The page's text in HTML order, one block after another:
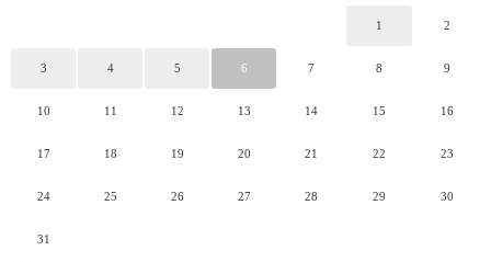
1 2
3 4 5 6 7 8 9
10 11 12 13 14 15 16
17 18 19 20 21 22 23
24 25 26 27 28 29 30
31